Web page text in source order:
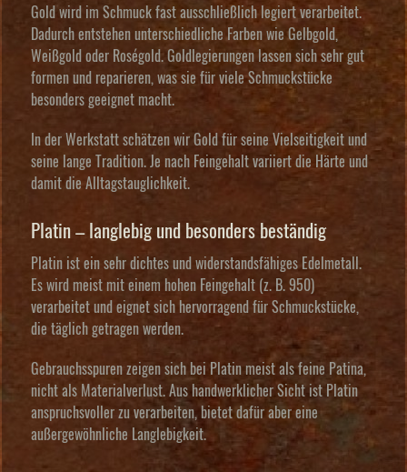
Gold wird im Schmuck fast ausschließlich legiert verarbeitet.
Dadurch entstehen unterschiedliche Farben wie Gelbgold,
Weißgold oder Roségold. Goldlegierungen lassen sich sehr gut
formen und reparieren, was sie für viele Schmuckstücke
besonders geeignet macht.
In der Werkstatt schätzen wir Gold für seine Vielseitigkeit und
seine lange Tradition. Je nach Feingehalt variiert die Härte und
damit die Alltagstauglichkeit.
Platin – langlebig und besonders beständig
Platin ist ein sehr dichtes und widerstandsfähiges Edelmetall.
Es wird meist mit einem hohen Feingehalt (z. B. 950)
verarbeitet und eignet sich hervorragend für Schmuckstücke,
die täglich getragen werden.
Gebrauchsspuren zeigen sich bei Platin meist als feine Patina,
nicht als Materialverlust. Aus handwerklicher Sicht ist Platin
anspruchsvoller zu verarbeiten, bietet dafür aber eine
außergewöhnliche Langlebigkeit.